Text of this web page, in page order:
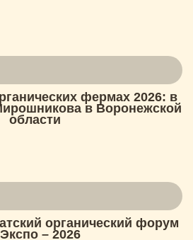
фермах 2026: в
в Воронежской
области
органический форум
– 2026